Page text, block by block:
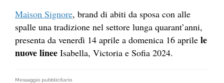
Maison Signore, brand di abiti da sposa con alle
spalle una tradizione nel settore lunga quarant’anni,
presenta da venerdì 14 aprile a domenica 16 aprile le
nuove linee Isabella, Victoria e Sofia 2024.
Messaggio pubblicitario